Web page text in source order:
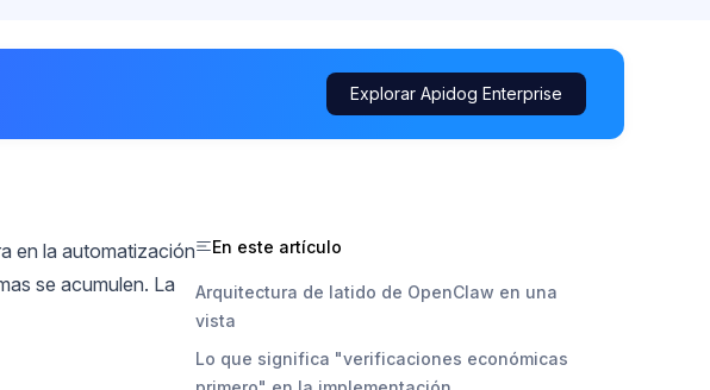
Explorar Apidog Enterprise
en la automatización
se acumulen. La
En este artículo
Arquitectura de latido de OpenClaw en una
vista
Lo que significa "verificaciones económicas